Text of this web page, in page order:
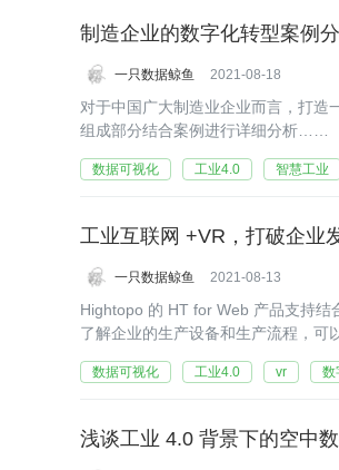
制造企业的数字化转型案例
一只数据鲸鱼 2021-08-18
对于中国广大制造业企业而言，打造
组成部分结合案例进行详细分析……
数据可视化 工业4.0 智慧工业
工业互联网 +VR，打破企业
一只数据鲸鱼 2021-08-13
Hightopo 的 HT for Web 产品支持结
了解企业的生产设备和生产流程，可
数据可视化 工业4.0 vr 数
浅谈工业 4.0 背景下的空中